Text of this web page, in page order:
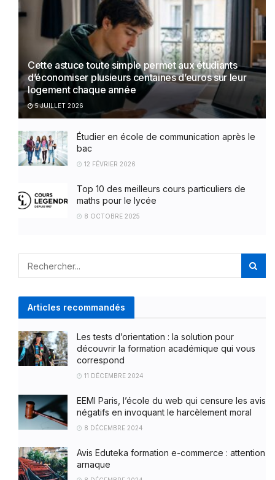
Cette astuce toute simple permet aux étudiants
d’économiser plusieurs centaines d’euros sur leur
logement chaque année
5 JUILLET 2026
Étudier en école de communication après le
bac
12 FÉVRIER 2026
Top 10 des meilleurs cours particuliers de
maths pour le lycée
8 OCTOBRE 2025
Articles recommandés
Les tests d’orientation : la solution pour
découvrir la formation académique qui vous
correspond
11 DÉCEMBRE 2024
EEMI Paris, l’école du web qui censure les avis
négatifs en invoquant le harcèlement moral
8 DÉCEMBRE 2024
Avis Eduteka formation e-commerce : attention
arnaque